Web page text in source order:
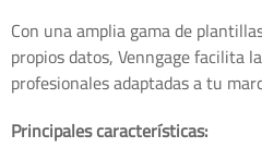
Con una amplia gama de
propios datos, Venngage facilita
profesionales adaptadas a tu
Principales características: